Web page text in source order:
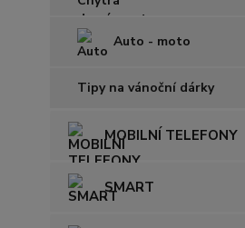
Auto - moto
Tipy na vánoční dárky
MOBILNÍ TELEFONY
SMART